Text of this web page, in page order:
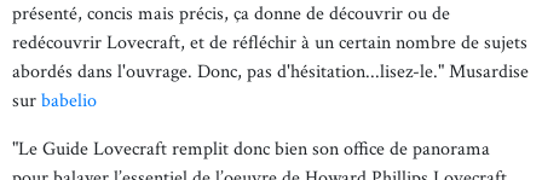
présenté, concis mais précis, ça donne de découvrir ou de
redécouvrir Lovecraft, et de réfléchir à un certain nombre de sujets
abordés dans l'ouvrage. Donc, pas d'hésitation...lisez-le." Musardise
surbabelio
"Le Guide Lovecraft remplit donc bien son office de panorama